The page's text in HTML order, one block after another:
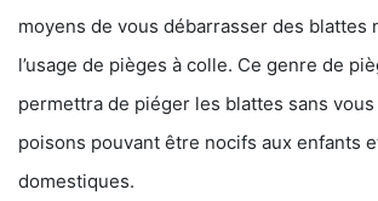
moyens de vous débarrasser des blattes
l’usage de pièges à colle. Ce genre de
permettra de piéger les blattes sans
poisons pouvant être nocifs aux enfants
domestiques.